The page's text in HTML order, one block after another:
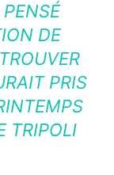
DE
PRIS
TRIPOLI